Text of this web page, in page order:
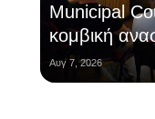
Municipal
κομβική
Αυγ 7, 2026